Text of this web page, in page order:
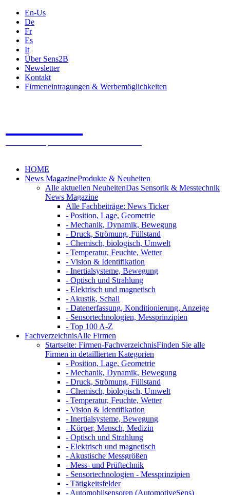
En-Us
De
Fr
Es
It
Über Sens2B
Newsletter
Kontakt
Firmeneintragungen & Werbemöglichkeiten
HOME
News MagazineProdukte & Neuheiten
Alle aktuellen NeuheitenDas Sensorik & Messtechnik
News Magazine
Alle Fachbeiträge: News Ticker
- Position, Lage, Geometrie
- Mechanik, Dynamik, Bewegung
- Druck, Strömung, Füllstand
- Chemisch, biologisch, Umwelt
- Temperatur, Feuchte, Wetter
- Vision & Identifikation
- Inertialsysteme, Bewegung
- Optisch und Strahlung
- Elektrisch und magnetisch
- Akustik, Schall
- Datenerfassung, Konditionierung, Anzeige
- Sensortechnologien, Messprinzipien
- Top 100 A-Z
FachverzeichnisAlle Firmen
Startseite: Firmen-FachverzeichnisFinden Sie alle
Firmen in detaillierten Kategorien
- Position, Lage, Geometrie
- Mechanik, Dynamik, Bewegung
- Druck, Strömung, Füllstand
- Chemisch, biologisch, Umwelt
- Temperatur, Feuchte, Wetter
- Vision & Identifikation
- Inertialsysteme, Bewegung
- Körper, Mensch, Medizin
- Optisch und Strahlung
- Elektrisch und magnetisch
- Akustische Messgrößen
- Mess- und Prüftechnik
- Sensortechnologien - Messprinzipien
- Tätigkeitsfelder
- Automobilsensoren (AutomotiveSens)